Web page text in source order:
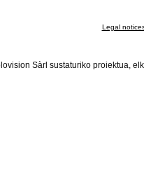
Legal
Sàrl sustaturiko proiektua,